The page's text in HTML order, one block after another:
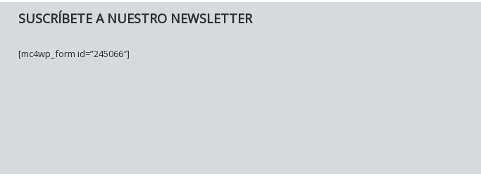
SUSCRÍBETE A NUESTRO NEWSLETTER
[mc4wp_form id=”245066″]